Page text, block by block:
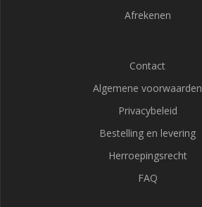
Afrekenen
Contact
Algemene voorwaarden
Privacybeleid
Bestelling en levering
Herroepingsrecht
FAQ